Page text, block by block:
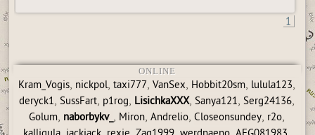
1
ONLINE
Kram_Vogis, nickpol,taxi777,VanSex, Hobbit20sm, lulula123,
deryck1,SussFart, p1rog, LisichkaXXX,Sanya121,Serg24136,
Golum, naborbykv_, Miron,Andrelio,Closeonsundey, r2o,